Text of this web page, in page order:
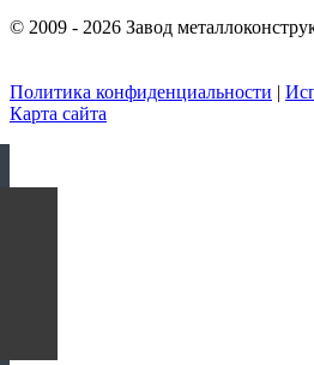
© 2009 - 2026 Завод
Политика конфиденциальности |
Карта сайта